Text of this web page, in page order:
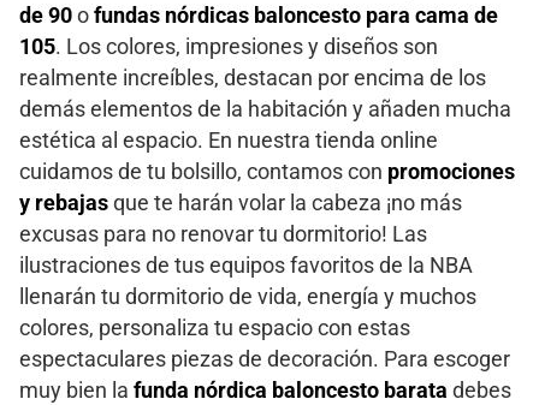
de 90 o fundas nórdicas baloncesto para cama de
105. Los colores, impresiones y diseños son
realmente increíbles, destacan por encima de los
demás elementos de la habitación y añaden mucha
estética al espacio. En nuestra tienda online
cuidamos de tu bolsillo, contamos con promociones
y rebajas que te harán volar la cabeza ¡no más
excusas para no renovar tu dormitorio! Las
ilustraciones de tus equipos favoritos de la NBA
llenarán tu dormitorio de vida, energía y muchos
colores, personaliza tu espacio con estas
espectaculares piezas de decoración. Para escoger
muy bien la funda nórdica baloncesto barata debes